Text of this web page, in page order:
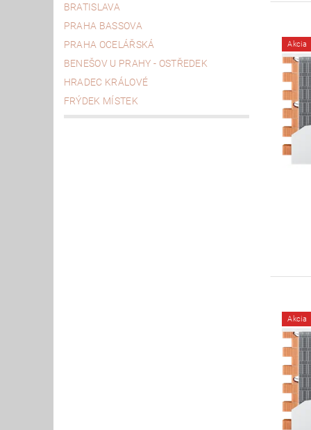
BRATISLAVA
PRAHA BASSOVA
PRAHA OCELÁŘSKÁ
BENEŠOV U PRAHY - OSTŘEDEK
HRADEC KRÁLOVÉ
FRÝDEK MÍSTEK
Akcia
Akcia